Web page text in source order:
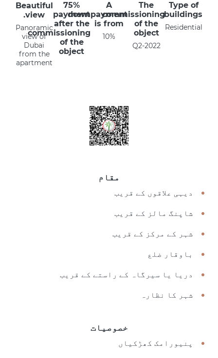
Type of
buildings:
Residential
The
commissioning
of the
object
Q2-2022
A
downpayment
is from
10%
75%
payment
after the
commissioning
of the
object
Beautiful
view.
Panoramic
view of
Dubai
from the
apartment
مقام
دیہی علاقوں کے قریب
شاپنگ مالز کے قریب
شہر کے مرکز کے قریب
باوقار ضلع
دریا یا سیرگاہ کے راستے کے قریب
شہر کا نظارہ
خصوصیات
پنیورامک کھڑکیاں